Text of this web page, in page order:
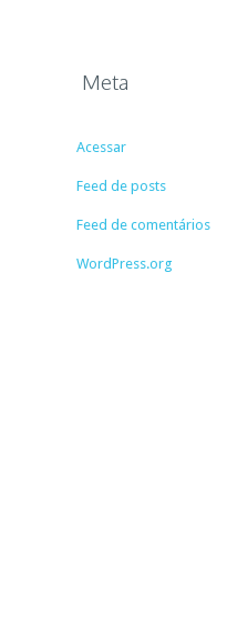
Meta
Acessar
Feed de posts
Feed de comentários
WordPress.org